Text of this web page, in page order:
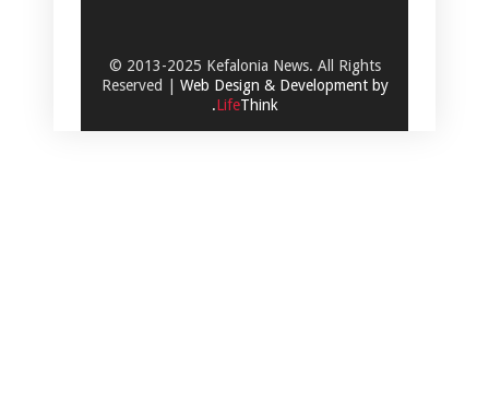
© 2013-2025 Kefalonia News. All Rights
Reserved | Web Design & Development by
.LifeThink